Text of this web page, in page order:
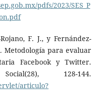
pdfs/2023/SES_P
F. J., y Fernández-
Metodología para evaluar
Facebook y Twitter.
128-144.
articulo?